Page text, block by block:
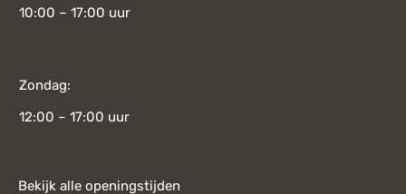
10:00 – 17:00 uur
Zondag:
12:00 – 17:00 uur
Bekijk alle openingstijden